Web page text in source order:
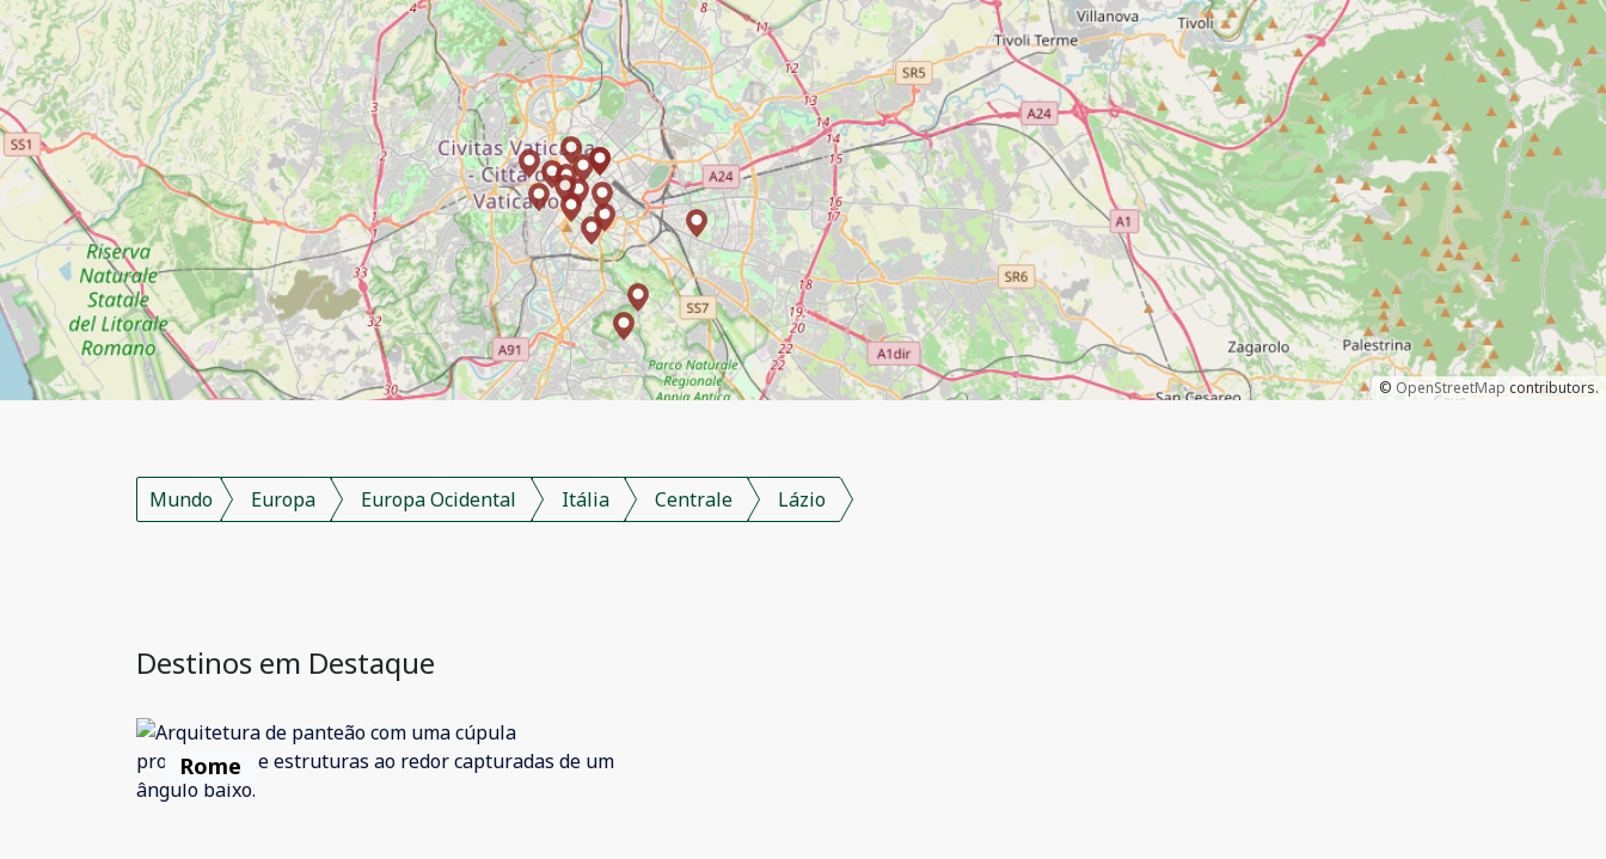
© OpenStreetMap contributors.
Mundo Europa Europa Ocidental Itália Centrale Lázio
Destinos em Destaque
Rome